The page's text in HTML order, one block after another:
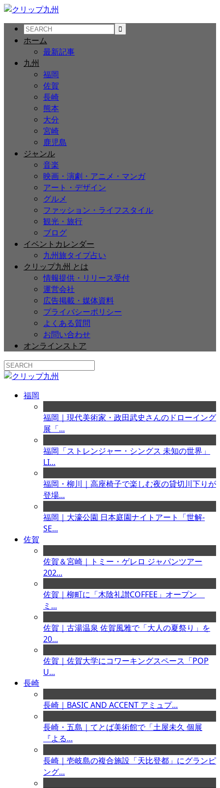
ホーム
最新記事
九州
福岡
佐賀
長崎
熊本
大分
宮崎
鹿児島
ジャンル
音楽
映画・演劇・アニメ・マンガ
アート・デザイン
グルメ
ファッション・ライフスタイル
観光・旅行
ブログ
イベントカレンダー
九州旅タイプ占い
クリップ九州 とは
情報提供・リリース受付
運営会社
広告掲載・媒体資料
プライバシーポリシー
よくある質問
お問い合わせ
オンラインストア
福岡
福岡｜現代美術家・政田武史さんのドローイング
展「...
福岡「ストレンジャー・シングス 未知の世界」
LI...
福岡・柳川｜高座椅子で楽しむ夜の貸切川下りが
登場...
福岡｜大濠公園 日本庭園ナイトアート「世解-
SE...
佐賀
佐賀＆宮崎｜トミー・ゲレロ ジャパンツアー
202...
佐賀｜柳町に「木陰礼讃COFFEE」オープン
ミ...
佐賀｜古湯温泉 佐賀風雅で「大人の夏祭り」を
20...
佐賀｜佐賀大学にコワーキングスペース「POP
U...
長崎
長崎｜BASIC AND ACCENT アミュプ...
長崎・五島｜てとば美術館で「土屋未久 個展
『よる...
長崎｜壱岐島の複合施設「天比登都」にグランピ
ング...